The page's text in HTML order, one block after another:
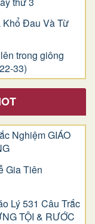
Khổ Ðau Và Từ
trong giông
33)
Nghiệm GIÁO
Gia Tiên
Lý 531 Câu Trắc
TỘI & RƯỚC